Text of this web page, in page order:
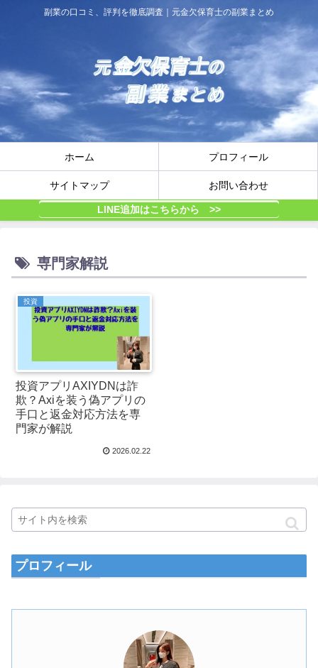
副業の口コミ、評判を徹底調査｜元金欠保育士の副業まとめ
ホーム プロフィール
サイトマップ お問い合わせ
LINE追加はこちらから >>
専門家解説
投資
投資アプリAXIYDNは詐
欺？Axiを装う偽アプリの
手口と返金対応方法を専
門家が解説
2026.02.22
プロフィール